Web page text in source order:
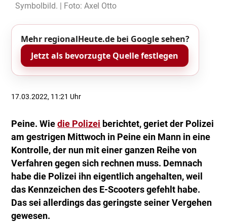
Symbolbild. | Foto: Axel Otto
Mehr regionalHeute.de bei Google sehen?
Jetzt als bevorzugte Quelle festlegen
17.03.2022, 11:21 Uhr
Peine. Wiedie Polizei berichtet, geriet der Polizei
am gestrigen Mittwoch in Peine ein Mann in eine
Kontrolle, der nun mit einer ganzen Reihe von
Verfahren gegen sich rechnen muss. Demnach
habe die Polizei ihn eigentlich angehalten, weil
das Kennzeichen des E-Scooters gefehlt habe.
Das sei allerdings das geringste seiner Vergehen
gewesen.